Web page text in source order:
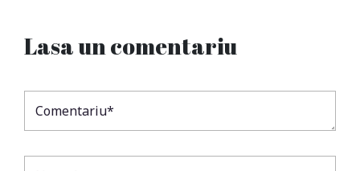
Lasa un comentariu